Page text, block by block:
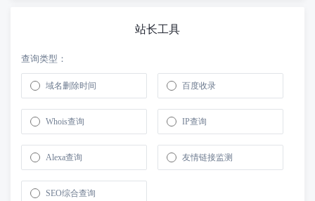
站长工具
查询类型：
域名删除时间 百度收录
Whois查询 IP查询
Alexa查询 友情链接监测
SEO综合查询